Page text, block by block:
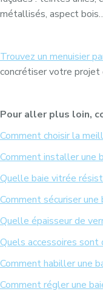
métallisés, aspect
Trouvez un menuisier
concrétiser votre projet
Pour aller plus loin,
Comment choisir la
Comment installer une
Quelle baie vitrée
Comment sécuriser
Quelle épaisseur de
Quels accessoires sont
Comment habiller une
Comment régler une